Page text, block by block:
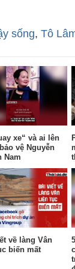
sống, Tô
xe“ và ai lên
vệ Nguyễn
Nam
về làng Vân
biến mất